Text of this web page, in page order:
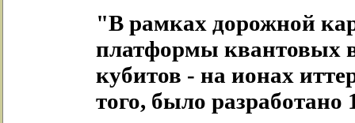
"В рамках дорожной
платформы квантовых
кубитов - на ионах
того, было